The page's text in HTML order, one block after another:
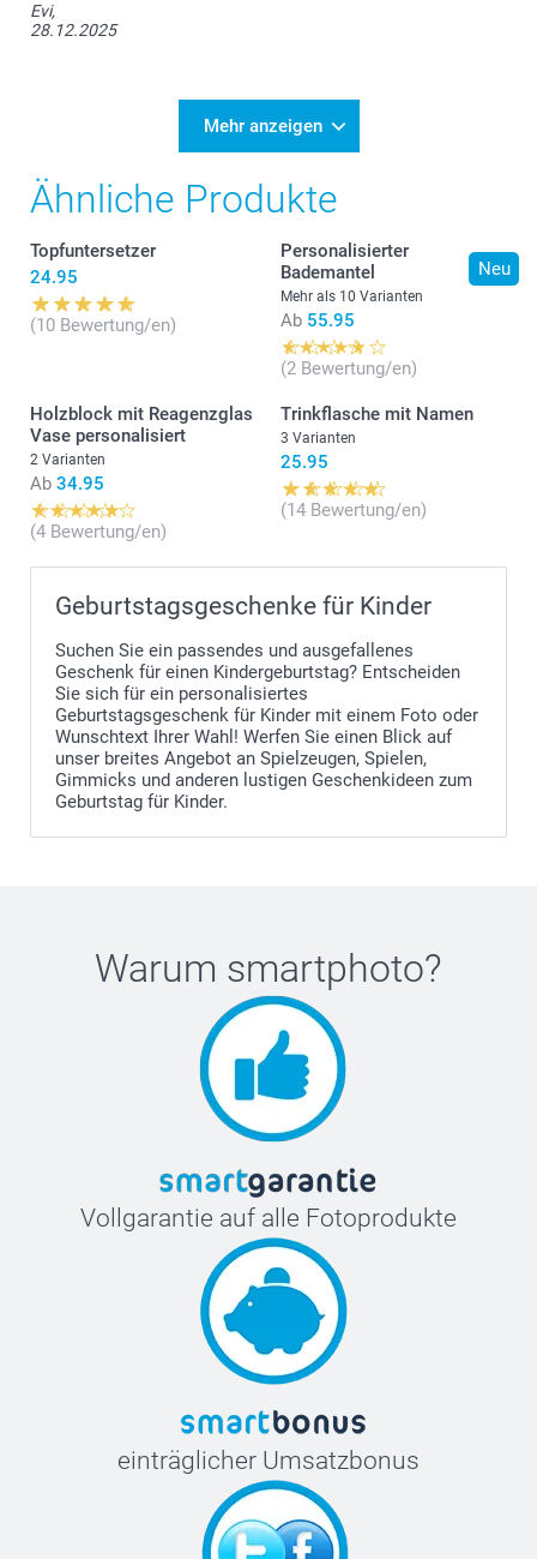
Evi,
28.12.2025
Mehr anzeigen
Ähnliche Produkte
Topfuntersetzer
24.95
(10 Bewertung/en)
Neu
Personalisierter
Bademantel
Mehr als 10 Varianten
Ab 55.95
(2 Bewertung/en)
Holzblock mit Reagenzglas
Vase personalisiert
2 Varianten
Ab 34.95
(4 Bewertung/en)
Trinkflasche mit Namen
3 Varianten
25.95
(14 Bewertung/en)
Geburtstagsgeschenke für Kinder
Suchen Sie ein passendes und ausgefallenes
Geschenk für einen Kindergeburtstag? Entscheiden
Sie sich für ein personalisiertes
Geburtstagsgeschenk für Kinder mit einem Foto oder
Wunschtext Ihrer Wahl! Werfen Sie einen Blick auf
unser breites Angebot an Spielzeugen, Spielen,
Gimmicks und anderen lustigen Geschenkideen zum
Geburtstag für Kinder.
Warum smartphoto?
Vollgarantie auf alle Fotoprodukte
einträglicher Umsatzbonus